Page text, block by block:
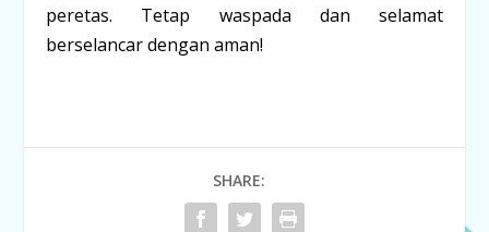
peretas. Tetap waspada dan selamat
berselancar dengan aman!
SHARE: